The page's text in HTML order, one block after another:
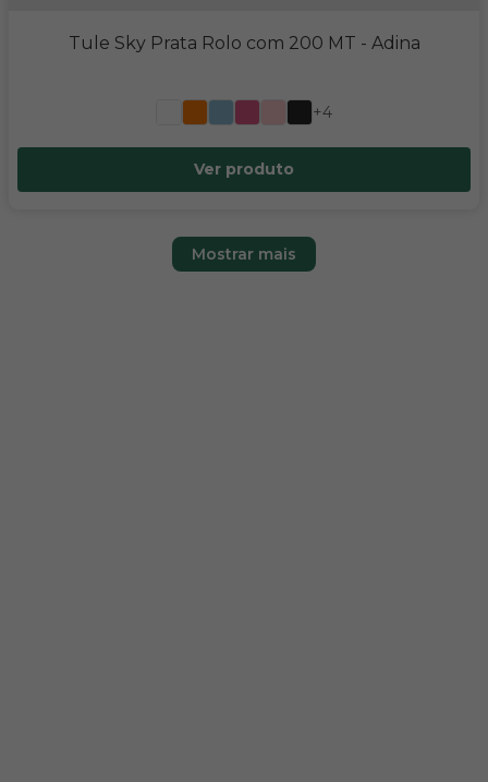
Tule Sky Prata Rolo com 200 MT - Adina
+4
Ver produto
Mostrar mais